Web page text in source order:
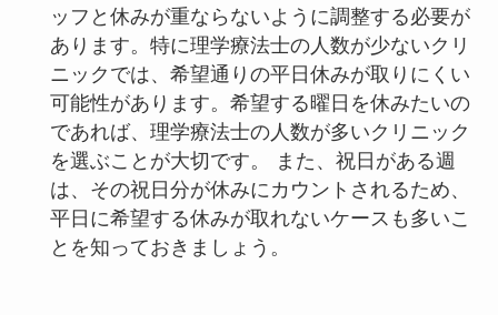
ッフと休みが重ならないように調整する必要が
あります。特に理学療法士の人数が少ないクリ
ニックでは、希望通りの平日休みが取りにくい
可能性があります。希望する曜日を休みたいの
であれば、理学療法士の人数が多いクリニック
を選ぶことが大切です。 また、祝日がある週
は、その祝日分が休みにカウントされるため、
平日に希望する休みが取れないケースも多いこ
とを知っておきましょう。